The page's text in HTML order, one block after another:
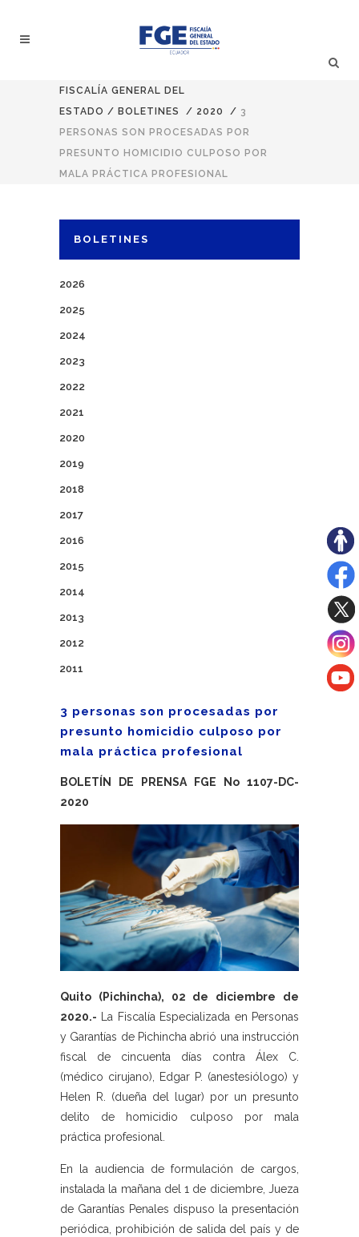
FISCALÍA GENERAL DEL
ESTADO / BOLETINES / 2020 / 3
PERSONAS SON PROCESADAS POR
PRESUNTO HOMICIDIO CULPOSO POR
MALA PRÁCTICA PROFESIONAL
BOLETINES
2026
2025
2024
2023
2022
2021
2020
2019
2018
2017
2016
2015
2014
2013
2012
2011
3 personas son procesadas por
presunto homicidio culposo por
mala práctica profesional
BOLETÍN DE PRENSA FGE No 1107-DC-
2020
Quito (Pichincha), 02 de diciembre de
2020.- La Fiscalía Especializada en Personas
y Garantías de Pichincha abrió una instrucción
fiscal de cincuenta días contra Álex C.
(médico cirujano), Edgar P. (anestesiólogo) y
Helen R. (dueña del lugar) por un presunto
delito de homicidio culposo por mala
práctica profesional.
En la audiencia de formulación de cargos,
instalada la mañana del 1 de diciembre, Jueza
de Garantías Penales dispuso la presentación
periódica, prohibición de salida del país y de